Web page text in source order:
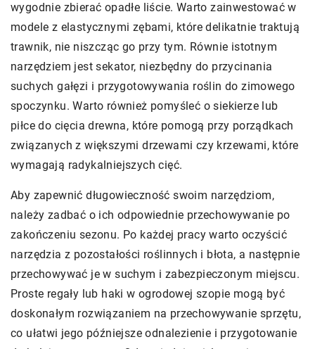
wygodnie zbierać opadłe liście. Warto zainwestować w
modele z elastycznymi zębami, które delikatnie traktują
trawnik, nie niszcząc go przy tym. Równie istotnym
narzędziem jest sekator, niezbędny do przycinania
suchych gałęzi i przygotowywania roślin do zimowego
spoczynku. Warto również pomyśleć o siekierze lub
piłce do cięcia drewna, które pomogą przy porządkach
związanych z większymi drzewami czy krzewami, które
wymagają radykalniejszych cięć.
Aby zapewnić długowieczność swoim narzędziom,
należy zadbać o ich odpowiednie przechowywanie po
zakończeniu sezonu. Po każdej pracy warto oczyścić
narzędzia z pozostałości roślinnych i błota, a następnie
przechowywać je w suchym i zabezpieczonym miejscu.
Proste regały lub haki w ogrodowej szopie mogą być
doskonałym rozwiązaniem na przechowywanie sprzętu,
co ułatwi jego późniejsze odnalezienie i przygotowanie